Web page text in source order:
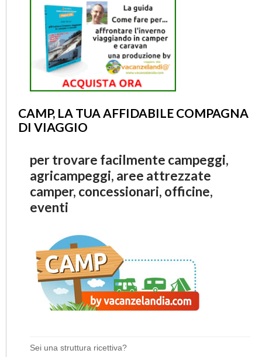
CAMP, LA TUA AFFIDABILE COMPAGNA
DI VIAGGIO
per trovare facilmente campeggi,
agricampeggi, aree attrezzate
camper, concessionari, officine,
eventi
Sei una struttura ricettiva?